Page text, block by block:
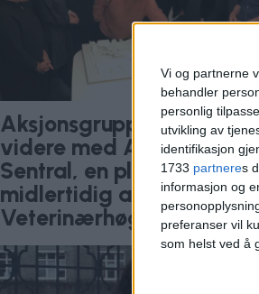
Vi og partnerne
behandler
personlig
utvikling av
identifikasjon
1733 partneres
informasjon og
preferanser vil
som helst ved å
Aksjonsgruppa jobber
videre med Adamstuen
Sentral, en plan for
midlertidig aktivitet på
Veterinærhøgskolen